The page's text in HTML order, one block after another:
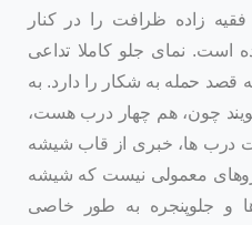
زاده ظرافت را در کنار
است. نمای جلو کاملا تداعی
حمله به شکار را دارد. به
می گویند چون، هم چهار درب هست،
درب ها، خبری از قاب شیشه
معمولی نیست که شیشه
و جلوپنجره به طور خاصی